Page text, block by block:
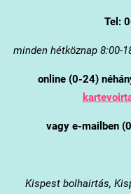
Tel:
minden hétköznap 8:00-
online (0-24)
vagy e-mailben
Kispestbolhairtás,